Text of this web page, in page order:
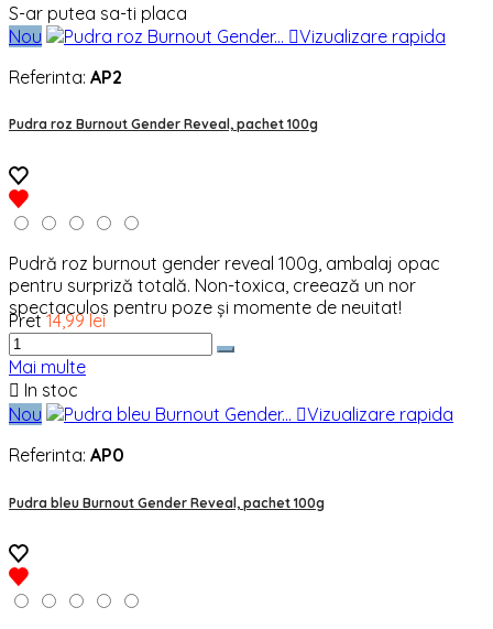
S-ar putea sa-ti placa
Nou
Vizualizare rapida
Referinta: AP2
Pudra roz Burnout Gender Reveal, pachet 100g
Pudră roz burnout gender reveal 100g, ambalaj opac
pentru surpriză totală. Non-toxica, creează un nor
spectaculos pentru poze și momente de neuitat!
Pret 14,99 lei
Mai multe
 In stoc
Nou
Vizualizare rapida
Referinta: AP0
Pudra bleu Burnout Gender Reveal, pachet 100g